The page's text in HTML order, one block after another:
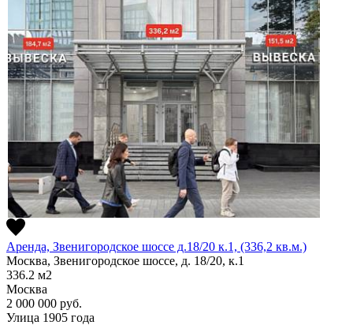
Аренда, Звенигородское шоссе д.18/20 к.1, (336,2 кв.м.)
Москва, Звенигородское шоссе, д. 18/20, к.1
336.2 м2
Москва
2 000 000 руб.
Улица 1905 года